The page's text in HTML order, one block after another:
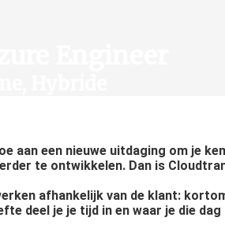
aan een nieuwe uitdaging om je
te ontwikkelen. Dan is
afhankelijk van de klant:
deel je je tijd in en waar je die